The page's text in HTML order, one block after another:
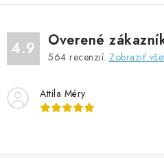
4.9 Overené
564 recenzií. Zobraziť
Attila Méry